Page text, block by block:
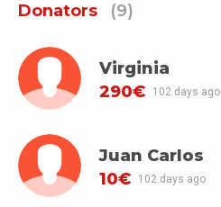
Donators (9)
Virginia
290€
102 days ago
Juan Carlos
10€
102 days ago